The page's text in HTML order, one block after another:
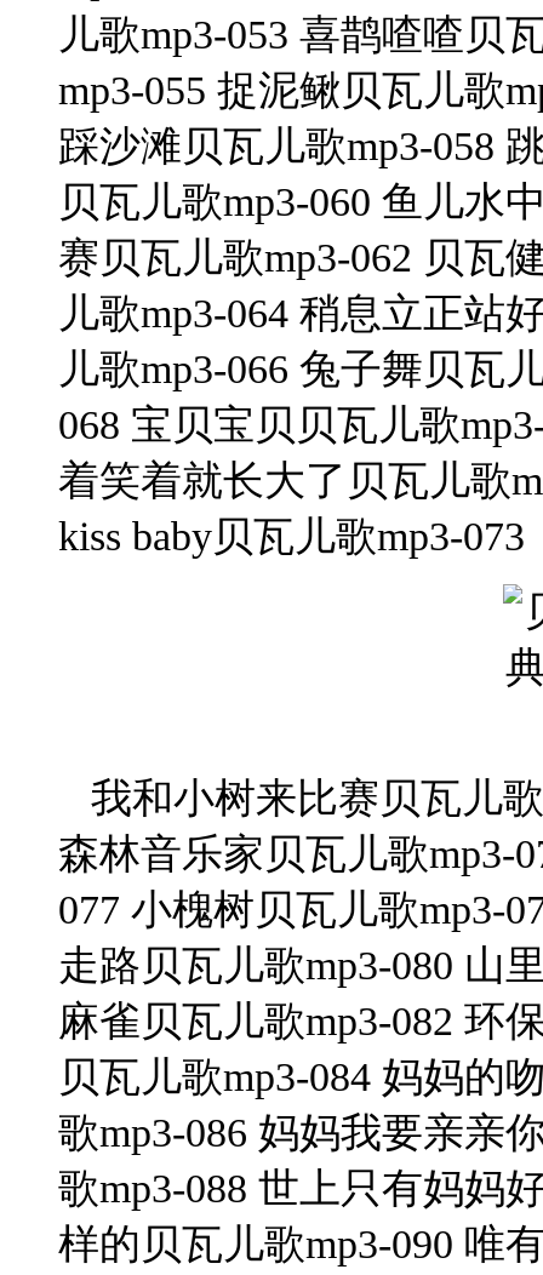
儿歌mp3-053 喜鹊喳喳贝
mp3-055 捉泥鳅贝瓦儿歌
踩沙滩贝瓦儿歌mp3-058
贝瓦儿歌mp3-060 鱼儿水
赛贝瓦儿歌mp3-062 贝瓦
儿歌mp3-064 稍息立正站
儿歌mp3-066 兔子舞贝瓦
068 宝贝宝贝贝瓦儿歌
着笑着就长大了贝瓦儿歌
kiss baby贝瓦儿歌mp3-073
我和小树来比赛贝瓦儿
森林音乐家贝瓦儿歌mp3-
077 小槐树贝瓦儿歌mp3-
走路贝瓦儿歌mp3-080 山
麻雀贝瓦儿歌mp3-082 环
贝瓦儿歌mp3-084 妈妈的
歌mp3-086 妈妈我要亲亲
歌mp3-088 世上只有妈妈
样的贝瓦儿歌mp3-090 唯